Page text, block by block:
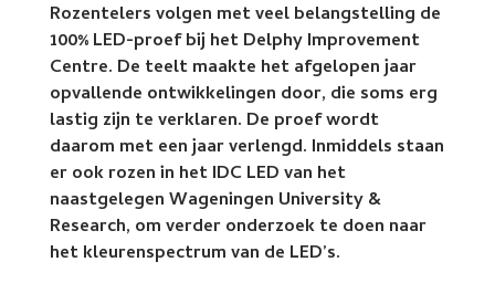
Rozentelers volgen met veel belangstelling de
100% LED-proef bij het Delphy Improvement
Centre. De teelt maakte het afgelopen jaar
opvallende ontwikkelingen door, die soms erg
lastig zijn te verklaren. De proef wordt
daarom met een jaar verlengd. Inmiddels staan
er ook rozen in het IDC LED van het
naastgelegen Wageningen University &
Research, om verder onderzoek te doen naar
het kleurenspectrum van de LED’s.